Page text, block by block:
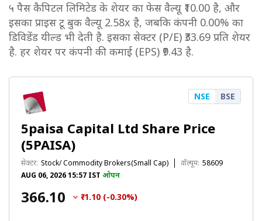
५ पैस कैपिटल लिमिटेड के शेयर का फेस वैल्यू ₹10.00 है, और
इसका प्राइस टू बुक वैल्यू 2.58x है, जबकि कंपनी 0.00% का
डिविडेंड यील्ड भी देती है. इसका सेक्टर (P/E) ₹33.69 प्रति शेयर
है. हर शेयर पर कंपनी की कमाई (EPS) ₹9.43 है.
5paisa Capital Ltd Share Price
(5PAISA)
सेक्टर: Stock/ Commodity Brokers(Small Cap) वॉल्यूम: 58609
AUG 06, 2026 15:57 IST ओपन
NSE BSE
₹366.10 ₹-1.10 (-0.30%)